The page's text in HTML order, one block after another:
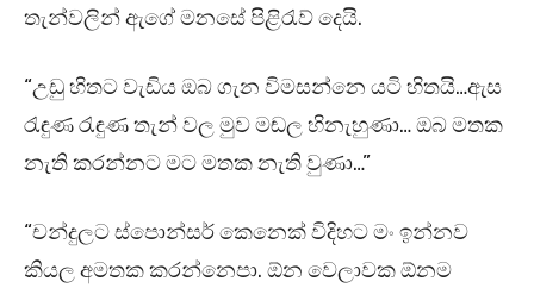
තැන්වලින් ඇගේ මනසේ පිළිරැව් දෙයි.
“උඩු හිතට වැඩිය ඔබ ගැන විමසන්නෙ යටි හිතයි…ඇස
රැඳුණ රැඳුණ තැන් වල මුව මඬල හිනැහුණා… ඔබ මතක
නැති කරන්නට මට මතක නැති වුණා…”
“චන්දුලට ස්පොන්සර් කෙනෙක් විදිහට මං ඉන්නව
කියල අමතක කරන්නෙපා. ඕන වෙලාවක ඕනම